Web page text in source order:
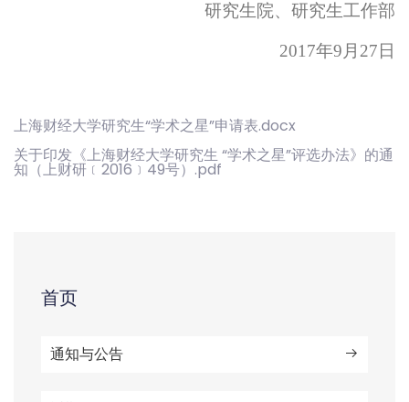
研究生院、研究生工作部
2017年9月27日
上海财经大学研究生“学术之星”申请表.docx
关于印发《上海财经大学研究生 “学术之星”评选办法》的通
知（上财研﹝2016﹞49号）.pdf
首页
通知与公告